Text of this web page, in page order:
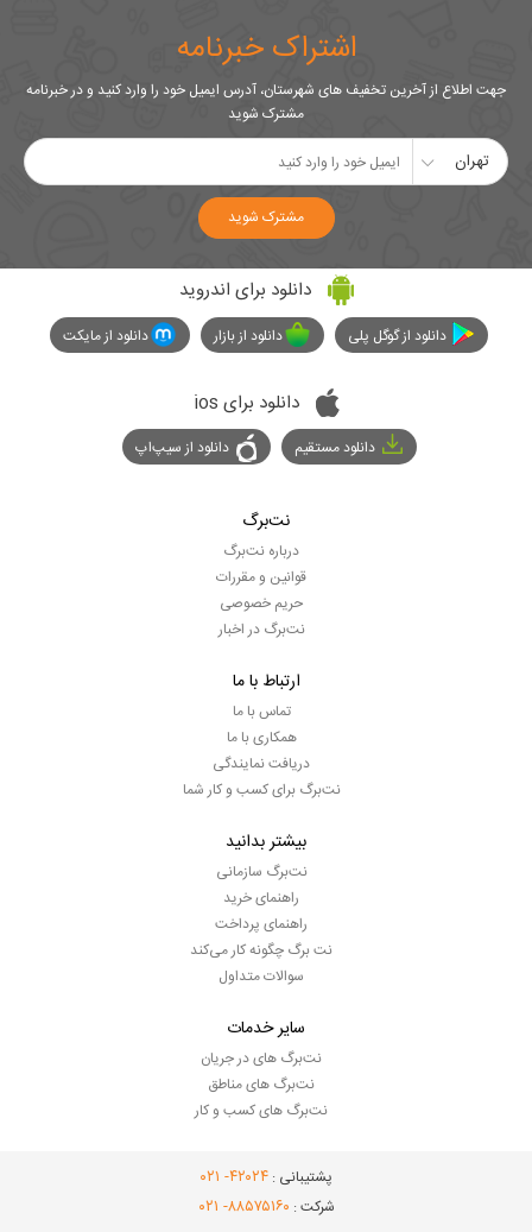
اشتراک خبرنامه
جهت اطلاع از آخرین تخفیف های شهرستان، آدرس ایمیل خود را وارد کنید و در خبرنامه
مشترک شوید
تهران
مشترک شوید
دانلود برای اندروید
دانلود از گوگل پلی دانلود از بازار دانلود از مایکت
دانلود برای ios
دانلود مستقیم دانلود از سیپ‌اپ
نت‌برگ
درباره نت‌برگ
قوانین و مقررات
حریم خصوصی
نت‌برگ در اخبار
ارتباط با ما
تماس با ما
همکاری با ما
دریافت نمایندگی
نت‌برگ برای کسب و کار شما
بیشتر بدانید
نت‌برگ سازمانی
راهنمای خرید
راهنمای پرداخت
نت برگ چگونه کار می‌کند
سوالات متداول
سایر خدمات
نت‌برگ های در جریان
نت‌برگ های مناطق
نت‌برگ های کسب و کار
پشتیبانی : ۴۲۰۲۴- ۰۲۱
شرکت : ۸۸۵۷۵۱۶۰- ۰۲۱